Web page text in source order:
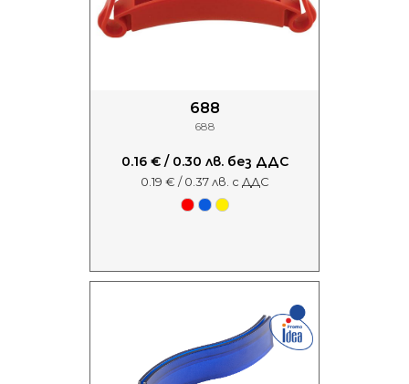
688
688
0.16 € / 0.30 лв. без ДДС
0.19 € / 0.37 лв. с ДДС